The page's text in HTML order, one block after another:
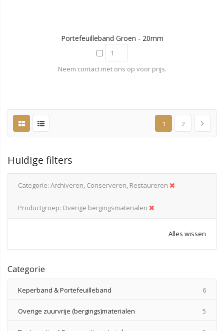
Portefeuilleband Groen - 20mm
Neem contact met ons op voor prijs.
1 2
Huidige filters
Categorie Archiveren, Conserveren, Restaureren
Productgroep Overige bergingsmaterialen
Alles wissen
Categorie
Keperband & Portefeuilleband 6
Overige zuurvrije (bergings)materialen 5